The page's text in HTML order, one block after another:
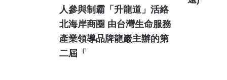
方觀光
人參與制霸「升龍道」活絡
北海岸商圈 由台灣生命服務
產業領導品牌龍巖主辦的第
二屆「
城